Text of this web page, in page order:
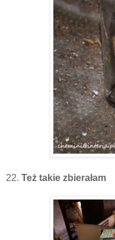
22. Też takie zbierałam